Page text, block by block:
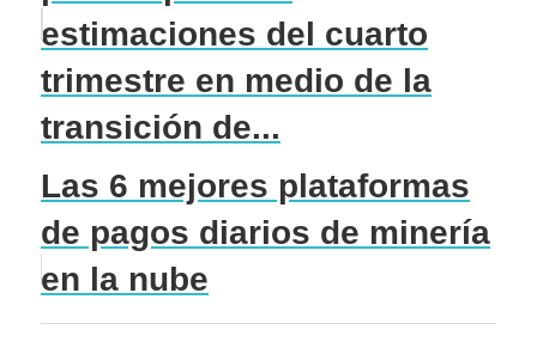
estimaciones del cuarto
trimestre en medio de la
transición de...
Las 6 mejores plataformas
de pagos diarios de minería
en la nube